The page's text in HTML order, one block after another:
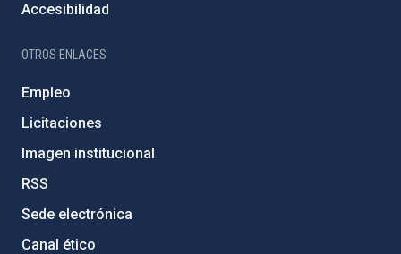
Accesibilidad
OTROS ENLACES
Empleo
Licitaciones
Imagen institucional
RSS
Sede electrónica
Canal ético